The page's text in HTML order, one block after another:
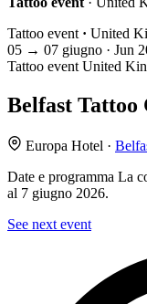
Tattoo event · United
05 → 07 giugno · Jun
Tattoo event United
Belfast Tattoo
Europa Hotel ·
Date e programma La
al 7 giugno 2026.
See next event